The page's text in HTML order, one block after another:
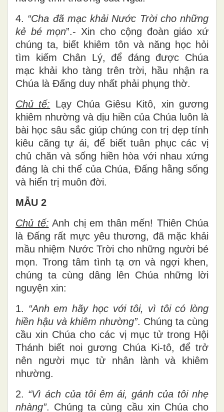
4. “Cha đã mạc khải Nước Trời cho những
kẻ bé mọn”.- Xin cho cộng đoàn giáo xứ
chúng ta, biết khiêm tôn và năng học hỏi
tìm kiếm Chân Lý, để đáng được Chúa
mạc khải kho tàng trên trời, hầu nhận ra
Chúa là Đấng duy nhất phải phụng thờ.
Chủ tế: Lạy Chúa Giêsu Kitô, xin gương
khiêm nhường và dịu hiền của Chúa luôn là
bài học sâu sắc giúp chúng con trị dẹp tính
kiêu căng tự ái, để biết tuân phục các vị
chủ chăn và sống hiền hòa với nhau xứng
đáng là chi thể của Chúa, Đấng hằng sống
và hiển trị muôn đời.
MẪU 2
Chủ tế: Anh chị em thân mến! Thiên Chúa
là Đấng rất mực yêu thương, đã mặc khải
mầu nhiệm Nước Trời cho những người bé
mọn. Trong tâm tình tạ ơn và ngợi khen,
chúng ta cùng dâng lên Chúa những lời
nguyện xin:
1. “Anh em hãy học với tôi, vì tôi có lòng
hiền hậu và khiêm nhường”. Chúng ta cùng
cầu xin Chúa cho các vị mục tử trong Hội
Thánh biết noi gương Chúa Ki-tô, để trở
nên người mục tử nhân lành và khiêm
nhường.
2. “Vì ách của tôi êm ái, gánh của tôi nhẹ
nhàng”. Chúng ta cùng cầu xin Chúa cho